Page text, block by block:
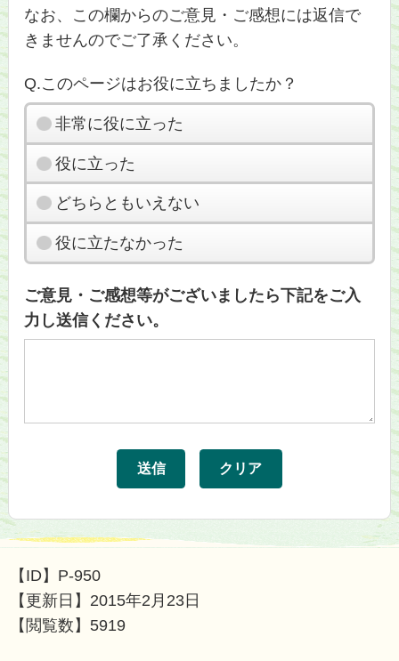
なお、この欄からのご意見・ご感想には返信で
きませんのでご了承ください。
Q.このページはお役に立ちましたか？
非常に役に立った
役に立った
どちらともいえない
役に立たなかった
ご意見・ご感想等がございましたら下記をご入
力し送信ください。
【ID】 P-950
【更新日】 2015年2月23日
【閲覧数】 5919